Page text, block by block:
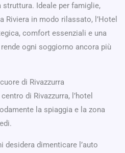
Ideale per famiglie,
Riviera in modo rilassato, l’Hotel
comfort essenziali e una
ogni soggiorno ancora più
di Rivazzurra
di Rivazzurra, l’hotel
la spiaggia e la zona
desidera dimenticare l’auto